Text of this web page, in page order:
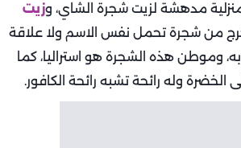
زيت
من شجرة تحمل نفس الاسم ولا علاقة
وموطن هذه الشجرة هو استراليا، كما
الخضرة وله رائحة تشبه رائحة الكافور.